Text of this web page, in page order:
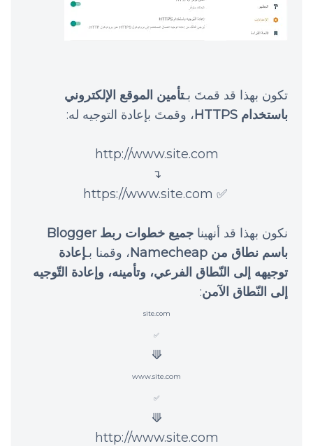
تكون بهذا قد قمتَ بـتأمين الموقع الإلكتروني
باستخدام HTTPS
، وقمتَ بإعادة التوجيه له:
http://www.site.com
↴
✅ https://www.site.com
نكون بهذا قد أنهينا
جميع خطوات ربط Blogger
باسم نطاق من Namecheap
، وقمنا بـإعادة
توجيهه إلى النّطاق الفرعي، وتأمينه، وإعادة التّوجيه
إلى النّطاق الآمن:
site.com
✅
⟱
www.site.com
✅
⟱
http://www.site.com